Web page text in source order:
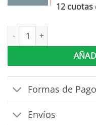
12 cuotas
Ropero 3 Puertas 2
Formas de Pago
Envíos